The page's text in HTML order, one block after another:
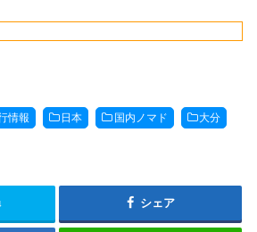
情報 日本 国内ノマド 大分
シェア